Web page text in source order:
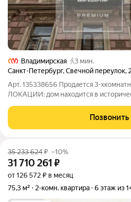
Владимирская
3 мин.
Санкт-Петербург,Свечной переулок,
Арт. 135338656 Продается 3-
ЛОКАЦИИ: дом находится в
м.Владимирская и м.Достоевская.
брусчаткой улицы-прекрасное место
Позвонить
35 233 624₽ –10%
31 710 261 ₽
от 126 572 ₽ в месяц
75,3 м²
2-комн. квартира 6 этаж из